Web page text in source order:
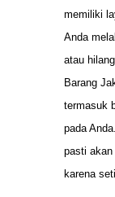
memiliki
Anda
atau
Barang
termasuk
pada
pasti akan
karena